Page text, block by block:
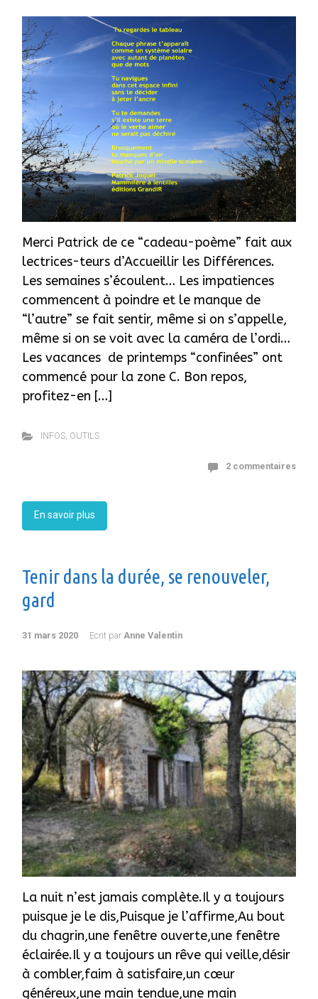
Merci Patrick de ce “cadeau-poème” fait aux
lectrices-teurs d’Accueillir les Différences.
Les semaines s’écoulent… Les impatiences
commencent à poindre et le manque de
“l’autre” se fait sentir, même si on s’appelle,
même si on se voit avec la caméra de l’ordi…
Les vacances de printemps “confinées” ont
commencé pour la zone C. Bon repos,
profitez-en […]
INFOS, OUTILS
2 commentaires
En savoir plus
Tenir dans la durée, se renouveler,
gard
31 mars 2020 Ecrit par Anne Valentin
La nuit n’est jamais complète.Il y a toujours
puisque je le dis,Puisque je l’affirme,Au bout
du chagrin,une fenêtre ouverte,une fenêtre
éclairée.Il y a toujours un rêve qui veille,désir
à combler,faim à satisfaire,un cœur
généreux,une main tendue,une main